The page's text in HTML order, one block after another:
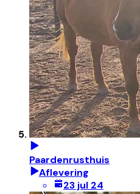
Paardenrusthuis
Aflevering
23 jul 24